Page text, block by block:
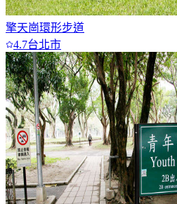
擎天崗環形步道
4.7台北市